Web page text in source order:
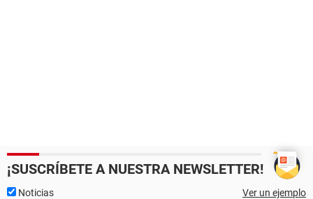
¡SUSCRÍBETE A NUESTRA NEWSLETTER!
Noticias Ver un ejemplo